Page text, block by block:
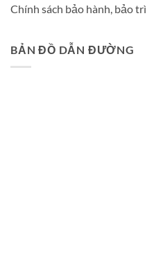
Chính sách bảo hành, bảo trì
BẢN ĐỒ DẪN ĐƯỜNG